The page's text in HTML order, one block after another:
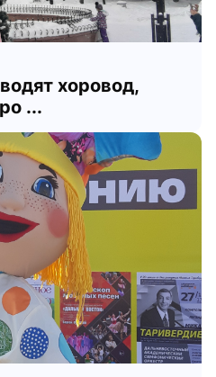
хоровод,
...